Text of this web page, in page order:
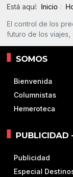
Está aquí: Inicio
El control de los
futuro de los
SOMOS
Bienvenida
Columnistas
Hemeroteca
PUBLICIDAD
Publicidad
Especial